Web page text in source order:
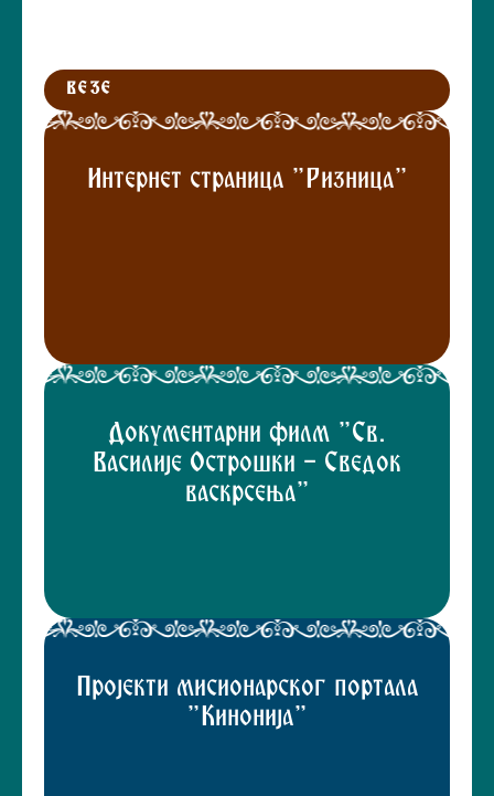
ВЕЗЕ
Интернет страница "Ризница"
Документарни филм "Св.
Василије Острошки - Сведок
васкрсења"
Пројекти мисионарског портала
"Кинонија"